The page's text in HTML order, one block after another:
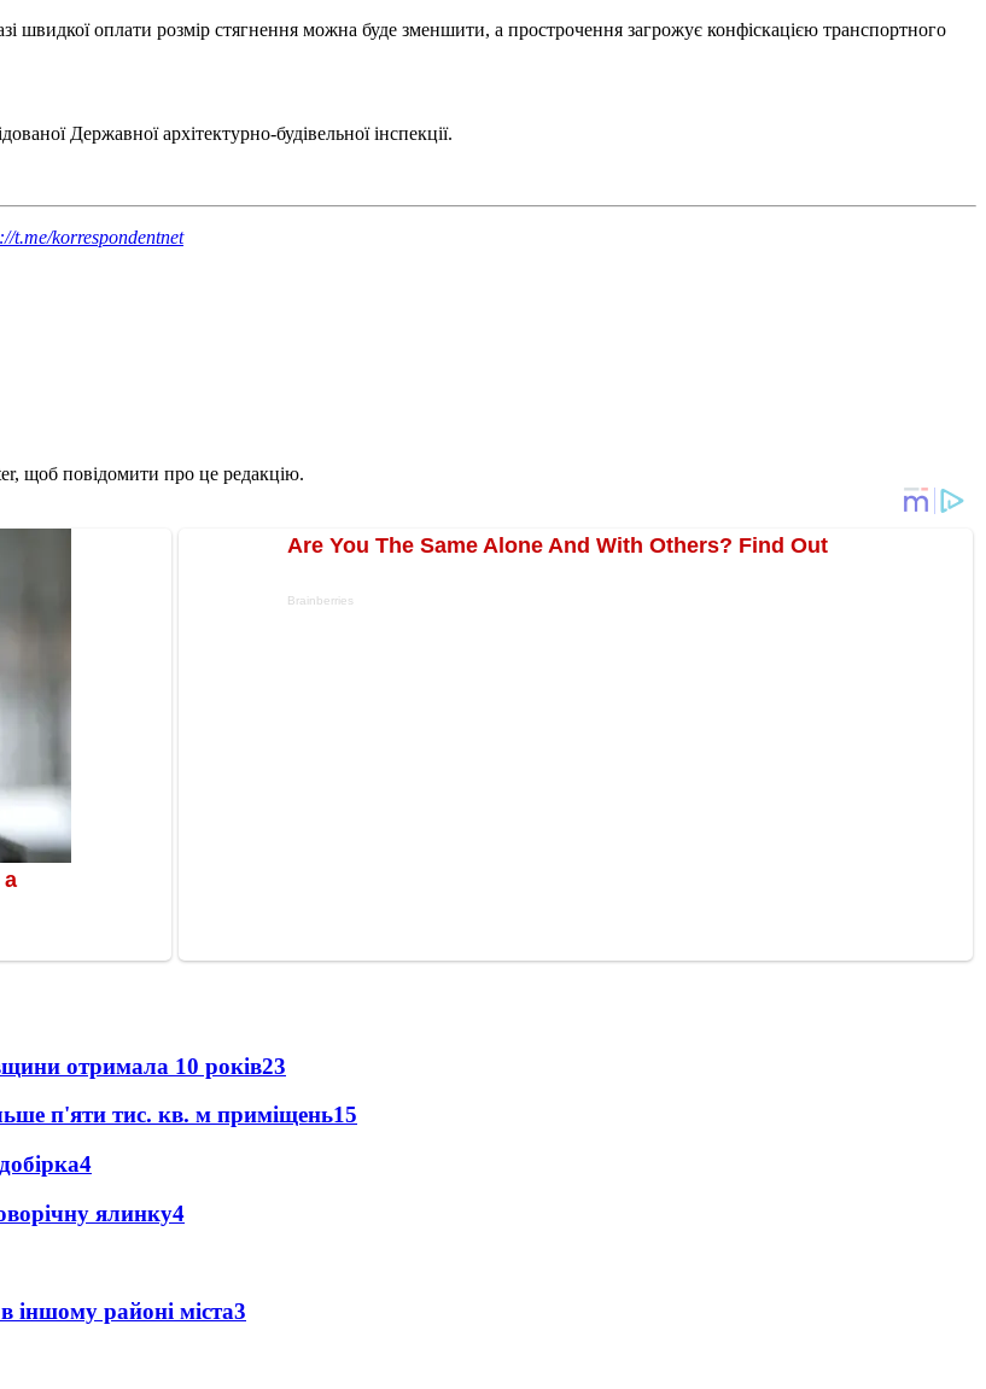
швидкої оплати розмір стягнення можна буде зменшити, а прострочення загрожує конфіскацією транспортного
Державної архітектурно-будівельної інспекції.
t.me/korrespondentnet
щоб повідомити про це редакцію.
отримала 10 років23
п'яти тис. кв. м приміщень15
4
ялинку4
іншому районі міста3